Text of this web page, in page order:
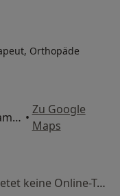
Orthopäde
Frankfurter Str. 94, Hochheim am Main •
Zu Google
Maps
Dieser Arzt bzw. diese Ärztin bietet keine Online-Terminbuchung an diesem Standort an.